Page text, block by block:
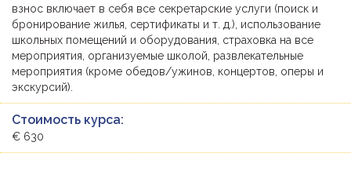
взнос включает в себя все секретарские услуги (поиск и
бронирование жилья, сертификаты и т. д.), использование
школьных помещений и оборудования, страховка на все
мероприятия, организуемые школой, развлекательные
мероприятия (кроме обедов/ужинов, концертов, оперы и
экскурсий).
Стоимость курса:
€ 630